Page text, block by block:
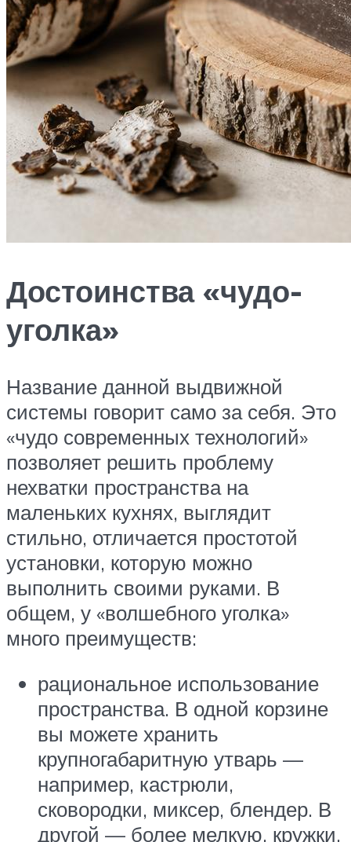
Достоинства «чудо-
уголка»
Название данной выдвижной
системы говорит само за себя. Это
«чудо современных технологий»
позволяет решить проблему
нехватки пространства на
маленьких кухнях, выглядит
стильно, отличается простотой
установки, которую можно
выполнить своими руками. В
общем, у «волшебного уголка»
много преимуществ:
рациональное использование
пространства. В одной корзине
вы можете хранить
крупногабаритную утварь —
например, кастрюли,
сковородки, миксер, блендер. В
другой — более мелкую, кружки,